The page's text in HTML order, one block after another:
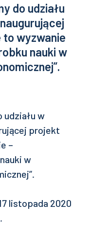
do udziału
to wyzwanie
nauki w
udziału w
projekt
–
w
listopada 2020